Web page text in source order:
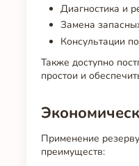
Диагностика и
Замена
Консультации
Также доступно
простои и
Применение
преимуществ: